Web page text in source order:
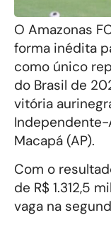
O Amazonas
forma inédita
como único
do Brasil de
vitória
Independente-
Macapá (AP).
Com o
de R$ 1.312,5
vaga na